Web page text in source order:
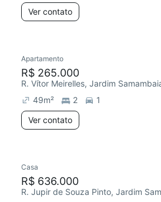
Ver contato
Redecorar
Apartamento
R$ 265.000
R. Vítor Meirelles, Jardim
49m² 2
1
Ver contato
Chegou há 6 dias
Casa
R$ 636.000
R. Jupir de Souza Pinto, Jardim